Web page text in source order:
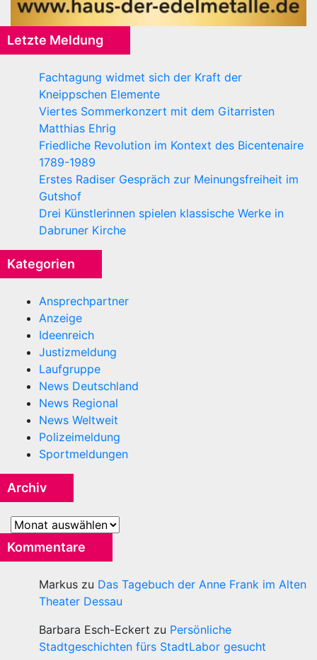
Letzte Meldung
Fachtagung widmet sich der Kraft der
Kneippschen Elemente
Viertes Sommerkonzert mit dem Gitarristen
Matthias Ehrig
Friedliche Revolution im Kontext des Bicentenaire
1789-1989
Erstes Radiser Gespräch zur Meinungsfreiheit im
Gutshof
Drei Künstlerinnen spielen klassische Werke in
Dabruner Kirche
Kategorien
Ansprechpartner
Anzeige
Ideenreich
Justizmeldung
Laufgruppe
News Deutschland
News Regional
News Weltweit
Polizeimeldung
Sportmeldungen
Archiv
Archiv
Kommentare
Markus zu Das Tagebuch der Anne Frank im Alten
Theater Dessau
Barbara Esch-Eckert zu Persönliche
Stadtgeschichten fürs StadtLabor gesucht